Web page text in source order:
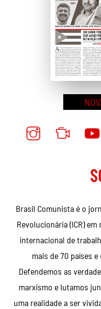
Brasil Comunista é o
Revolucionária (ICR)
internacional de
mais de 70 países
Defendemos as
marxismo e lutamos
uma realidade a ser